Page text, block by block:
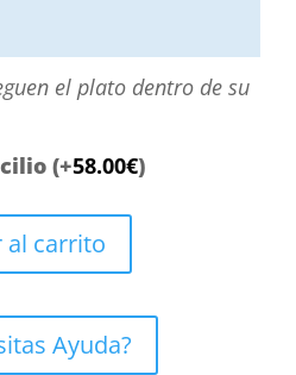
el plato dentro de su
(+58.00€)
al carrito
Ayuda?